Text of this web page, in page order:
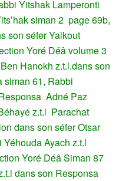
Yitshak Lamperonti
siman 2 page 69b,
son séfer Yalkout
Yoré Déâ volume 3
Hanokh z.t.l.dans son
siman 61, Rabbi
Adné Paz
z.t.l Parachat
dans son séfer Otsar
Ayach z.t.l
Yoré Déâ Siman 87
dans son Responsa